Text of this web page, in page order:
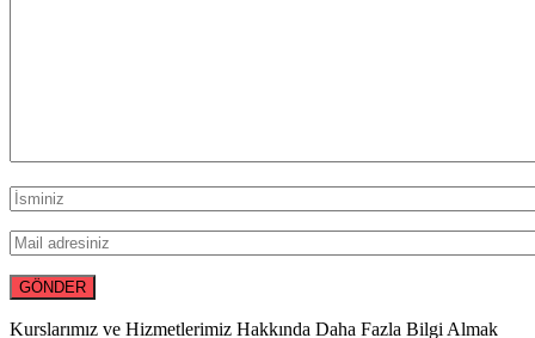
Kurslarımız ve Hizmetlerimiz Hakkında Daha Fazla Bilgi Almak